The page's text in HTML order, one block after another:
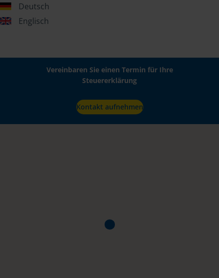
Deutsch
Englisch
Vereinbaren Sie einen Termin für Ihre
Steuererklärung
Kontakt aufnehmen